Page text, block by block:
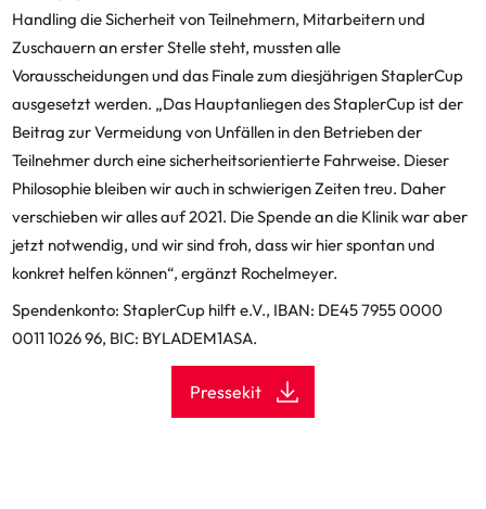
Handling die Sicherheit von Teilnehmern, Mitarbeitern und
Zuschauern an erster Stelle steht, mussten alle
Vorausscheidungen und das Finale zum diesjährigen StaplerCup
ausgesetzt werden. „Das Hauptanliegen des StaplerCup ist der
Beitrag zur Vermeidung von Unfällen in den Betrieben der
Teilnehmer durch eine sicherheitsorientierte Fahrweise. Dieser
Philosophie bleiben wir auch in schwierigen Zeiten treu. Daher
verschieben wir alles auf 2021. Die Spende an die Klinik war aber
jetzt notwendig, und wir sind froh, dass wir hier spontan und
konkret helfen können“, ergänzt Rochelmeyer.
Spendenkonto: StaplerCup hilft e.V., IBAN: DE45 7955 0000
0011 1026 96, BIC: BYLADEM1ASA.
Pressekit